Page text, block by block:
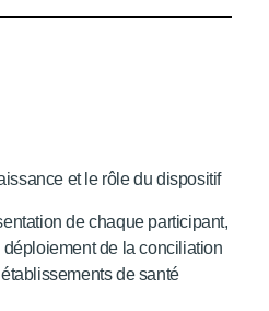
et le rôle du dispositif
de chaque participant,
déploiement de la conciliation
de santé